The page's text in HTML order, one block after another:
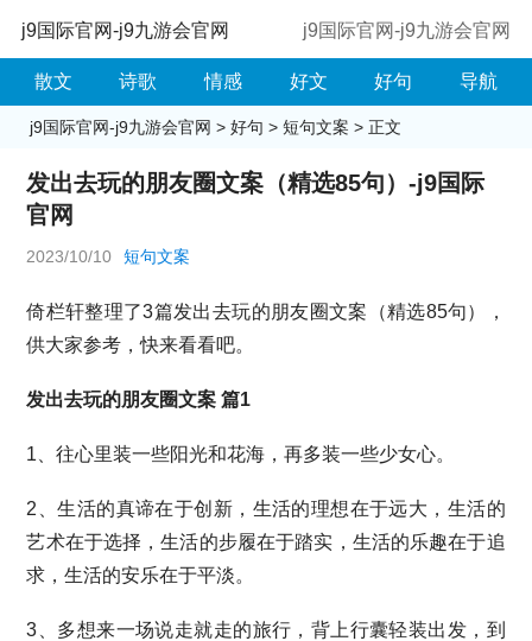
j9国际官网-j9九游会官网 j9国际官网-j9九游会官网
散文 诗歌 情感 好文 好句 导航
j9国际官网-j9九游会官网 > 好句 > 短句文案 > 正文
发出去玩的朋友圈文案（精选85句）-j9国际
官网
2023/10/10 短句文案
倚栏轩整理了3篇发出去玩的朋友圈文案（精选85句），
供大家参考，快来看看吧。
发出去玩的朋友圈文案 篇1
1、往心里装一些阳光和花海，再多装一些少女心。
2、生活的真谛在于创新，生活的理想在于远大，生活的
艺术在于选择，生活的步履在于踏实，生活的乐趣在于追
求，生活的安乐在于平淡。
3、多想来一场说走就走的旅行，背上行囊轻装出发，到